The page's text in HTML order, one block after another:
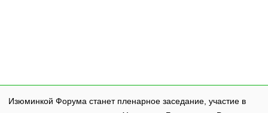
Изюминкой Форума станет пленарное заседание, участие в